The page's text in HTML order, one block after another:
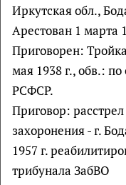
Иркутская обл.,
Арестован 1 марта
Приговорен:
мая 1938 г., обв.: по
РСФСР.
Приговор:
захоронения - г.
1957 г.
трибунала ЗабВО